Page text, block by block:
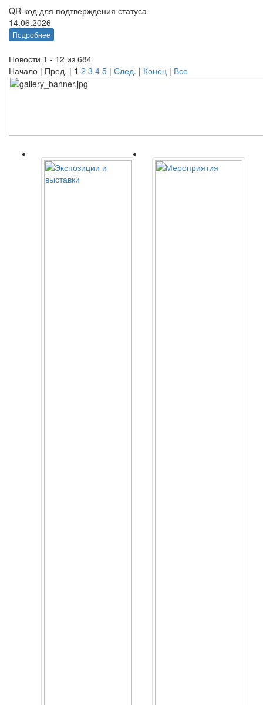
QR-код для подтверждения статуса
14.06.2026
Подробнее
Новости 1 - 12 из 684
Начало | Пред. | 1 2 3 4 5 | След. | Конец | Все